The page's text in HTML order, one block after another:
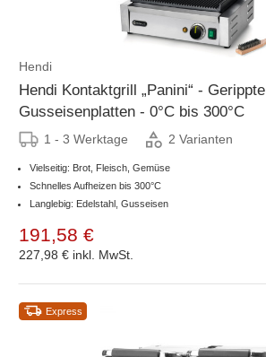
Hendi
Hendi Kontaktgrill „Panini“ - Gerippte
Gusseisenplatten - 0°C bis 300°C
1 - 3 Werktage 2 Varianten
Vielseitig: Brot, Fleisch, Gemüse
Schnelles Aufheizen bis 300°C
Langlebig: Edelstahl, Gusseisen
191,58 €
227,98 € inkl. MwSt.
Express